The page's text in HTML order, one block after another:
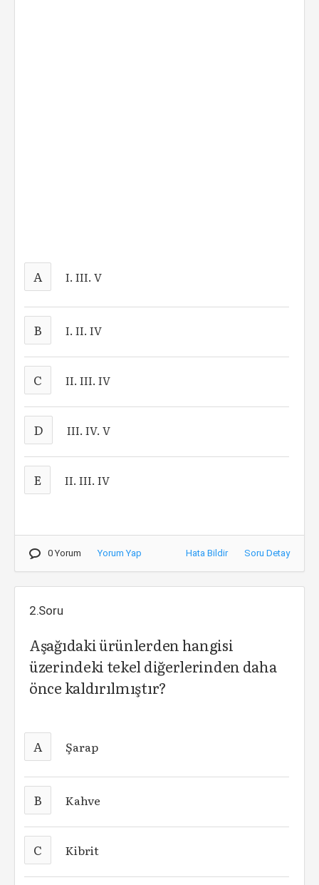
A I. III. V
B I. II. IV
C II. III. IV
D III. IV. V
E II. III. IV
0 Yorum Yorum Yap Hata Bildir Soru Detay
2.Soru
Aşağıdaki ürünlerden hangisi
üzerindeki tekel diğerlerinden daha
önce kaldırılmıştır?
A Şarap
B Kahve
C Kibrit